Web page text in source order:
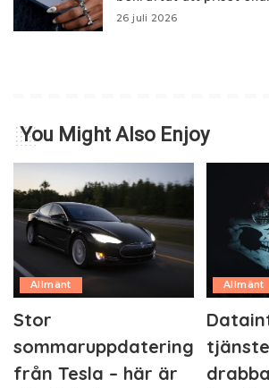
26 juli 2026
You Might Also Enjoy
Allmänt
Stor
sommaruppdatering
från Tesla – här är
Allmänt